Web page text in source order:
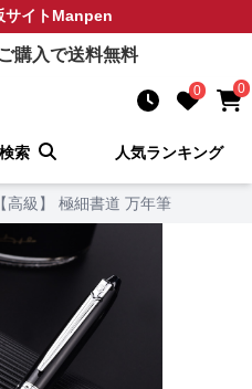
サイトManpen
購入で送料無料
0 0
索 人気ランキング
【高級】 極細書道 万年筆